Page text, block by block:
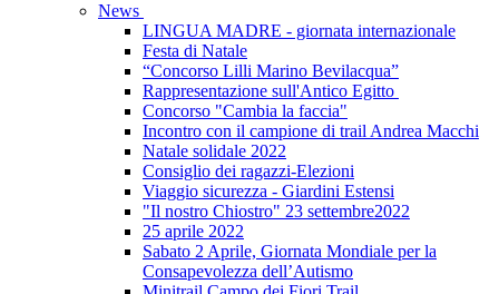
News
LINGUA MADRE - giornata internazionale
Festa di Natale
“Concorso Lilli Marino Bevilacqua”
Rappresentazione sull'Antico Egitto
Concorso "Cambia la faccia"
Incontro con il campione di trail Andrea Macchi
Natale solidale 2022
Consiglio dei ragazzi-Elezioni
Viaggio sicurezza - Giardini Estensi
"Il nostro Chiostro" 23 settembre2022
25 aprile 2022
Sabato 2 Aprile, Giornata Mondiale per la
Consapevolezza dell’Autismo